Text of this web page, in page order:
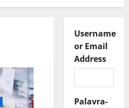
Username
or Email
Address
Palavra-